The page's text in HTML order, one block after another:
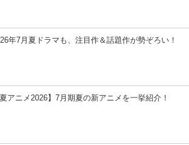
年7月夏ドラマも、注目作＆話題作が勢ぞろい！
夏アニメ2026】7月期夏の新アニメを一挙紹介！